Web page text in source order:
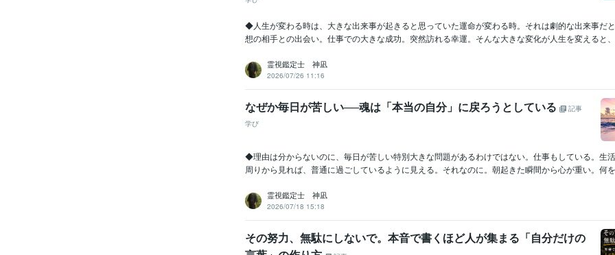
◆人生が変わる時は、大きな出来事が起きると思っていた運命が変わる時。それは劇的な出来事だ
想の相手との出会い。仕事での大きな成功。突然訪れる幸運。そんな大きな変化が人生を変えると
霊視鑑定士 神凪
2026/07/26 11:16
なぜか毎日が苦しい──魂は「本当の自分」に戻ろうとしている
記事
学び
◆理由は分からないのに、毎日が苦しい特別大きな問題があるわけではない。仕事もしている。生
周りから見れば、普通に過ごしているように見える。それなのに。朝起きた瞬間から心が重い。何
霊視鑑定士 神凪
2026/07/18 15:18
その努力、無駄にしないで。本音で書くほど人が集まる「自分だけの